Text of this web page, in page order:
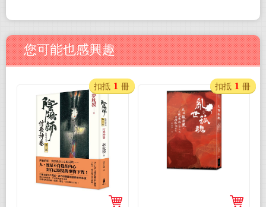
您可能也感興趣
扣抵 1 冊 扣抵 1 冊